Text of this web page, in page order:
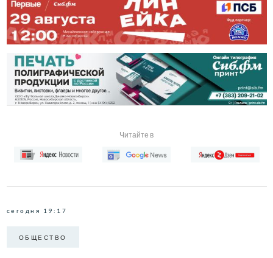
Читайте в
сегодня 19:17
ОБЩЕСТВО